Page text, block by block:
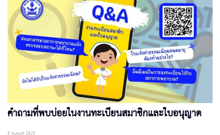
คำถามที่พบบ่อยในงานทะเบียนสมาชิกและใบอนุญาต